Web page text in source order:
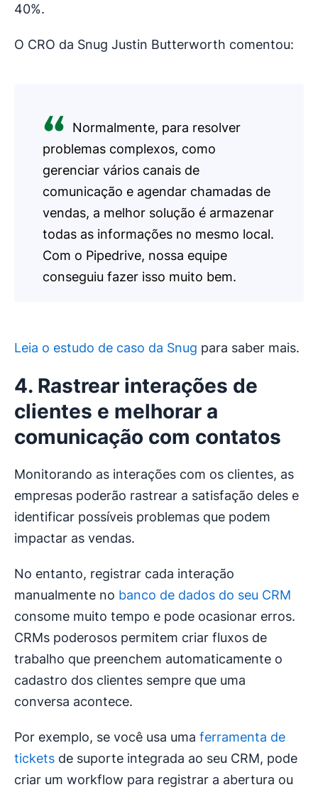
40%.
O CRO da Snug Justin Butterworth comentou:
Normalmente, para resolver
problemas complexos, como
gerenciar vários canais de
comunicação e agendar chamadas de
vendas, a melhor solução é armazenar
todas as informações no mesmo local.
Com o Pipedrive, nossa equipe
conseguiu fazer isso muito bem.
Leia o estudo de caso da Snug para saber mais.
4. Rastrear interações de
clientes e melhorar a
comunicação com contatos
Monitorando as interações com os clientes, as
empresas poderão rastrear a satisfação deles e
identificar possíveis problemas que podem
impactar as vendas.
No entanto, registrar cada interação
manualmente no banco de dados do seu CRM
consome muito tempo e pode ocasionar erros.
CRMs poderosos permitem criar fluxos de
trabalho que preenchem automaticamente o
cadastro dos clientes sempre que uma
conversa acontece.
Por exemplo, se você usa uma ferramenta de
tickets de suporte integrada ao seu CRM, pode
criar um workflow para registrar a abertura ou